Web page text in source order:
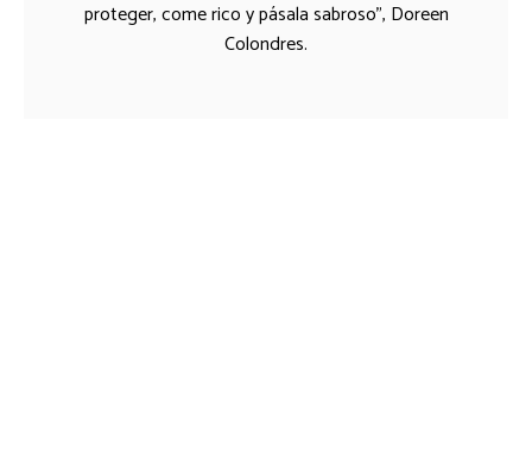
proteger, come rico y pásala sabroso”, Doreen
Colondres.